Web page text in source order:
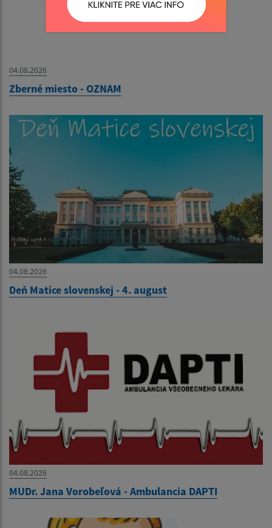
04.08.2026
Zberné miesto - OZNAM
04.08.2026
Deň Matice slovenskej - 4. august
04.08.2026
MUDr. Jana Vorobeľová - Ambulancia DAPTI